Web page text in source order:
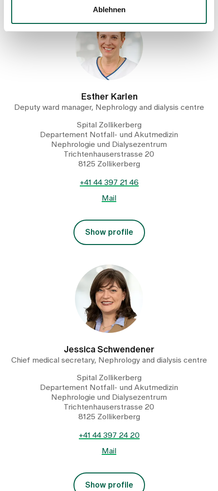
Ablehnen
Esther Karlen
Deputy ward manager, Nephrology and dialysis centre
Spital Zollikerberg
Departement Notfall- und Akutmedizin
Nephrologie und Dialysezentrum
Trichtenhauserstrasse 20
8125 Zollikerberg
+41 44 397 21 46
Mail
Show profile
Jessica Schwendener
Chief medical secretary, Nephrology and dialysis centre
Spital Zollikerberg
Departement Notfall- und Akutmedizin
Nephrologie und Dialysezentrum
Trichtenhauserstrasse 20
8125 Zollikerberg
+41 44 397 24 20
Mail
Show profile